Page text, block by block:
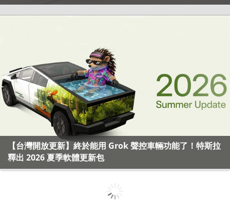
【台灣開放更新】終於能用 Grok 聲控車輛功能了！特斯拉
釋出 2026 夏季軟體更新包